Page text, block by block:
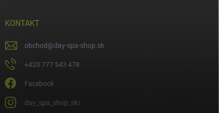
KONTAKT
obchod@day-spa-shop.sk
+420 777 543 478
Facebook
day_spa_shop_sk/